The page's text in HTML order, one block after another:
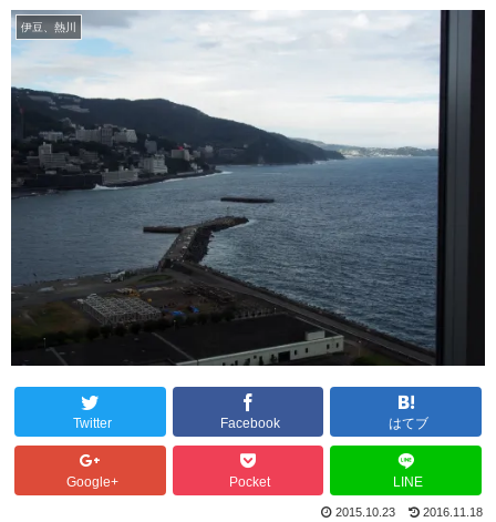
伊豆、熱川
Twitter Facebook はてブ
Google+ Pocket LINE
2015.10.23 2016.11.18